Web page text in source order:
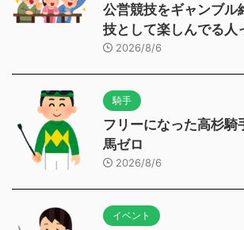
公営競技をギャンブル
技として楽しんでる人
2026/8/6
騎手
フリーになった高杉騎
馬ゼロ
2026/8/6
イベント